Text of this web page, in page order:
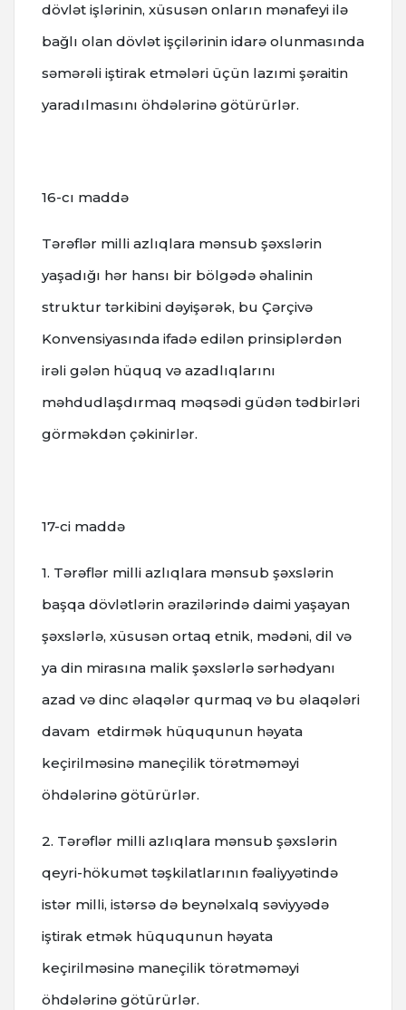
dövlət işlərinin, xüsusən onların mənafeyi ilə
bağlı olan dövlət işçilərinin idarə olunmasında
səmərəli iştirak etmələri üçün lazımi şəraitin
yaradılmasını öhdələrinə götürürlər.
16-cı maddə
Tərəflər milli azlıqlara mənsub şəxslərin
yaşadığı hər hansı bir bölgədə əhalinin
struktur tərkibini dəyişərək, bu Çərçivə
Konvensiyasında ifadə edilən prinsiplərdən
irəli gələn hüquq və azadlıqlarını
məhdudlaşdırmaq məqsədi güdən tədbirləri
görməkdən çəkinirlər.
17-ci maddə
1. Tərəflər milli azlıqlara mənsub şəxslərin
başqa dövlətlərin ərazilərində daimi yaşayan
şəxslərlə, xüsusən ortaq etnik, mədəni, dil və
ya din mirasına malik şəxslərlə sərhədyanı
azad və dinc əlaqələr qurmaq və bu əlaqələri
davam etdirmək hüququnun həyata
keçirilməsinə maneçilik törətməməyi
öhdələrinə götürürlər.
2. Tərəflər milli azlıqlara mənsub şəxslərin
qeyri-hökumət təşkilatlarının fəaliyyətində
istər milli, istərsə də beynəlxalq səviyyədə
iştirak etmək hüququnun həyata
keçirilməsinə maneçilik törətməməyi
öhdələrinə götürürlər.